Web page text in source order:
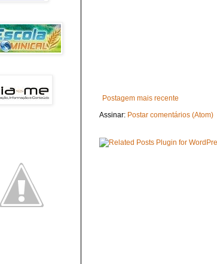
Postagem mais recente
Assinar: Postar comentários (Atom)